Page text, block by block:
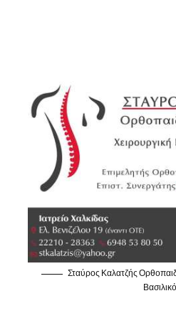
Σταύρος Καλατζής
Βασιλικό